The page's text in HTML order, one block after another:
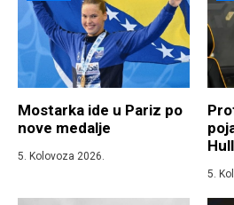
Mostarka ide u Pariz po
nove medalje
5. Kolovoza 2026.
5.